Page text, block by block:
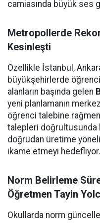
camiasında büyük ses
Metropollerde
Kesinleşti
Özellikle İstanbul,
büyükşehirlerde
alanların başında gelen
yeni planlamanın
öğrenci talebine
talepleri doğrultusunda
doğrudan üretime
ikame etmeyi hedefliyor.
Norm Belirleme
Öğretmen Tayin
Okullarda norm